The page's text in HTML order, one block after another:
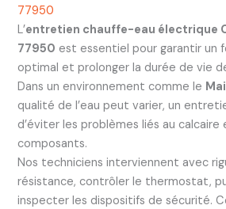
77950
L’entretien chauffe-eau électrique
77950 est essentiel pour garantir un
optimal et prolonger la durée de vie
Dans un environnement comme le
qualité de l’eau peut varier, un
d’éviter les problèmes liés au calcaire
composants.
Nos techniciens interviennent avec
résistance, contrôler le thermostat,
inspecter les dispositifs de sécurité.